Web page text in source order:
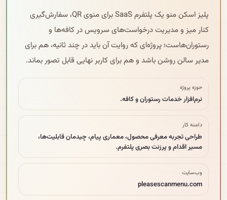
پلیز اسکن منو یک پلتفرم SaaS برای منوی QR، سفارش‌گیری
کنار میز و مدیریت درخواست‌های سرویس در کافه‌ها و
رستوران‌هاست؛ پروژه‌ای که روایت آن باید در چند ثانیه، هم برای
مدیر سالن روشن باشد و هم برای کاربر نهایی قابل تصور بماند.
حوزه پروژه
نرم‌افزار خدمات رستوران و کافه.
دامنه کار
طراحی تجربه معرفی محصول، معماری پیام، چیدمان قابلیت‌ها،
مسیر اقدام و پرزنت بصری پلتفرم.
وب‌سایت
pleasescanmenu.com